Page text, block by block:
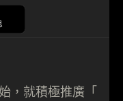
，就積極推廣「